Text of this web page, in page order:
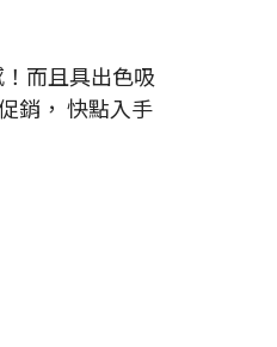
而且具出色吸
銷， 快點入手